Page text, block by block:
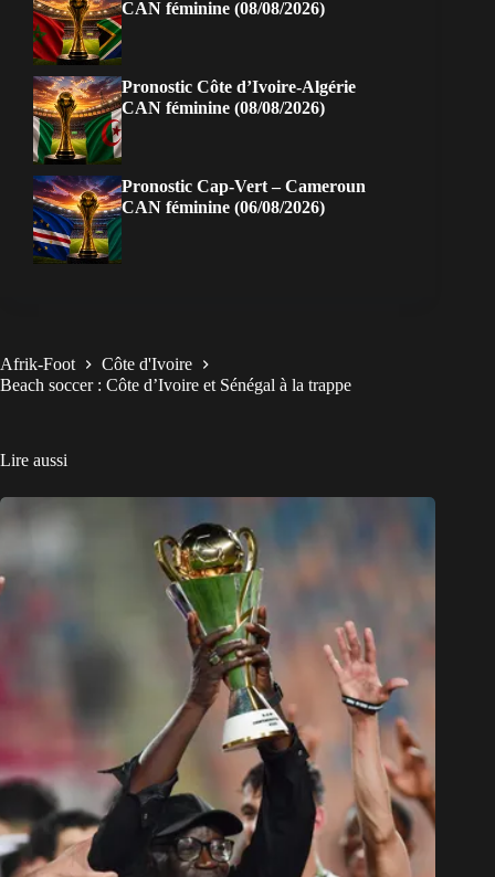
CAN féminine (08/08/2026)
Pronostic Côte d’Ivoire-Algérie
CAN féminine (08/08/2026)
Pronostic Cap-Vert – Cameroun
CAN féminine (06/08/2026)
Afrik-Foot
Côte d'Ivoire
Beach soccer : Côte d’Ivoire et Sénégal à la trappe
Lire aussi